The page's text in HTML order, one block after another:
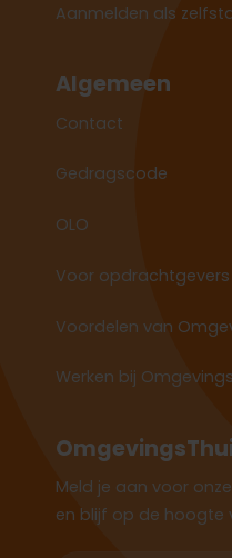
Aanmelden als
Algemeen
Contact
Gedragscode
OLO
Voor opdrachtgevers
Voordelen van
Werken bij
Meld je aan voor
en blijf op de hoogte